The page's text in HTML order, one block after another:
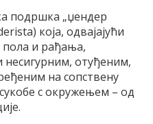
подршка „џендер
која, одвајајући
пола и рађања,
несигурним, отуђеним,
на сопствену
с окружењем – од